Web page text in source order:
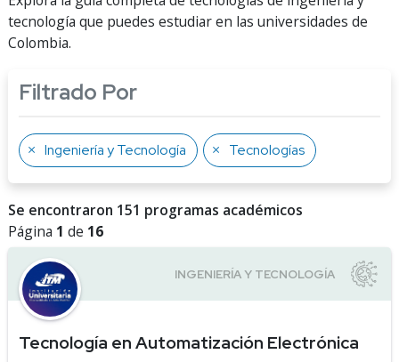
tecnología que puedes estudiar en las universidades de
Colombia.
Filtrado Por
Ingeniería y Tecnología Tecnologías
Se encontraron 151 programas académicos
Página 1 de 16
Tecnología en Automatización Electrónica